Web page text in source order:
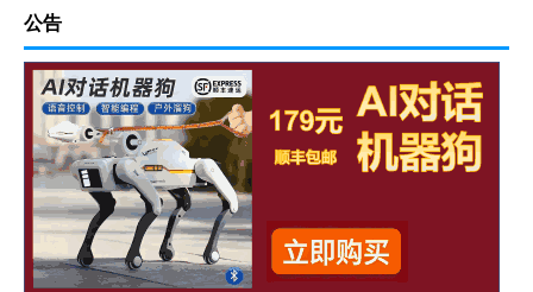
公告